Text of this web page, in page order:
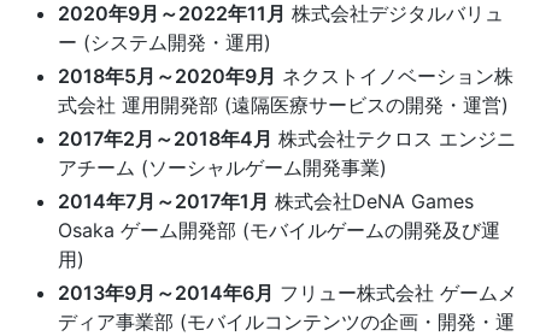
2020年9月～2022年11月 株式会社デジタルバリュ
ー (システム開発・運用)
2018年5月～2020年9月 ネクストイノベーション株
式会社 運用開発部 (遠隔医療サービスの開発・運営)
2017年2月～2018年4月 株式会社テクロス エンジニ
アチーム (ソーシャルゲーム開発事業)
2014年7月～2017年1月 株式会社DeNA Games
Osaka ゲーム開発部 (モバイルゲームの開発及び運
用)
2013年9月～2014年6月 フリュー株式会社 ゲームメ
ディア事業部 (モバイルコンテンツの企画・開発・運